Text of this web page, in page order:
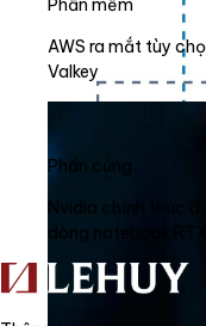
Phần mềm
AWS ra mắt tùy
Valkey
Phần cứng
Nvidia chính thức
dòng notebook RTX